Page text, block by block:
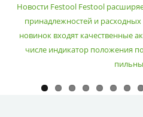
Новости Festool Festool
принадлежностей и
новинок входят качественные
числе индикатор положения